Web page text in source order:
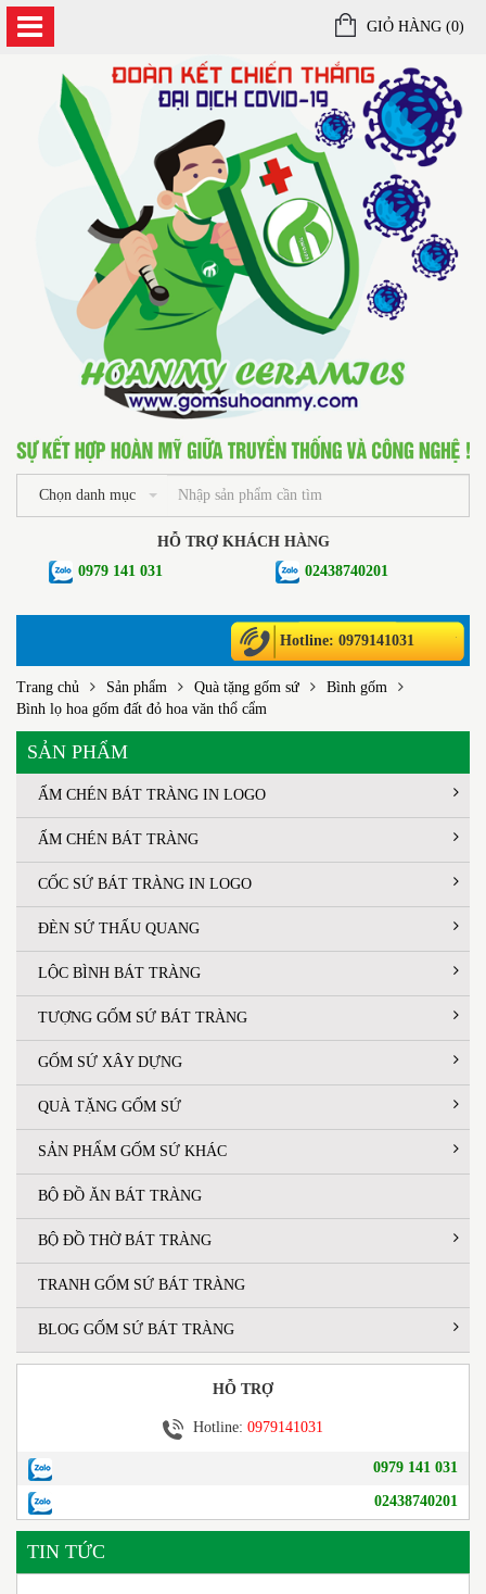
GIỎ HÀNG (0)
Chọn danh mục
HỖ TRỢ KHÁCH HÀNG
0979 141 031
02438740201
Hotline: 0979141031
Trang chủ Sản phẩm Quà tặng gốm sứ
Bình gốm
Bình lọ hoa gốm đất đỏ hoa văn thổ cẩm
SẢN PHẨM
ẤM CHÉN BÁT TRÀNG IN LOGO
ẤM CHÉN BÁT TRÀNG
CỐC SỨ BÁT TRÀNG IN LOGO
ĐÈN SỨ THẤU QUANG
LỘC BÌNH BÁT TRÀNG
TƯỢNG GỐM SỨ BÁT TRÀNG
GỐM SỨ XÂY DỰNG
QUÀ TẶNG GỐM SỨ
SẢN PHẨM GỐM SỨ KHÁC
BỘ ĐỒ ĂN BÁT TRÀNG
BỘ ĐỒ THỜ BÁT TRÀNG
TRANH GỐM SỨ BÁT TRÀNG
BLOG GỐM SỨ BÁT TRÀNG
HỖ TRỢ
Hotline: 0979141031
0979 141 031
02438740201
TIN TỨC